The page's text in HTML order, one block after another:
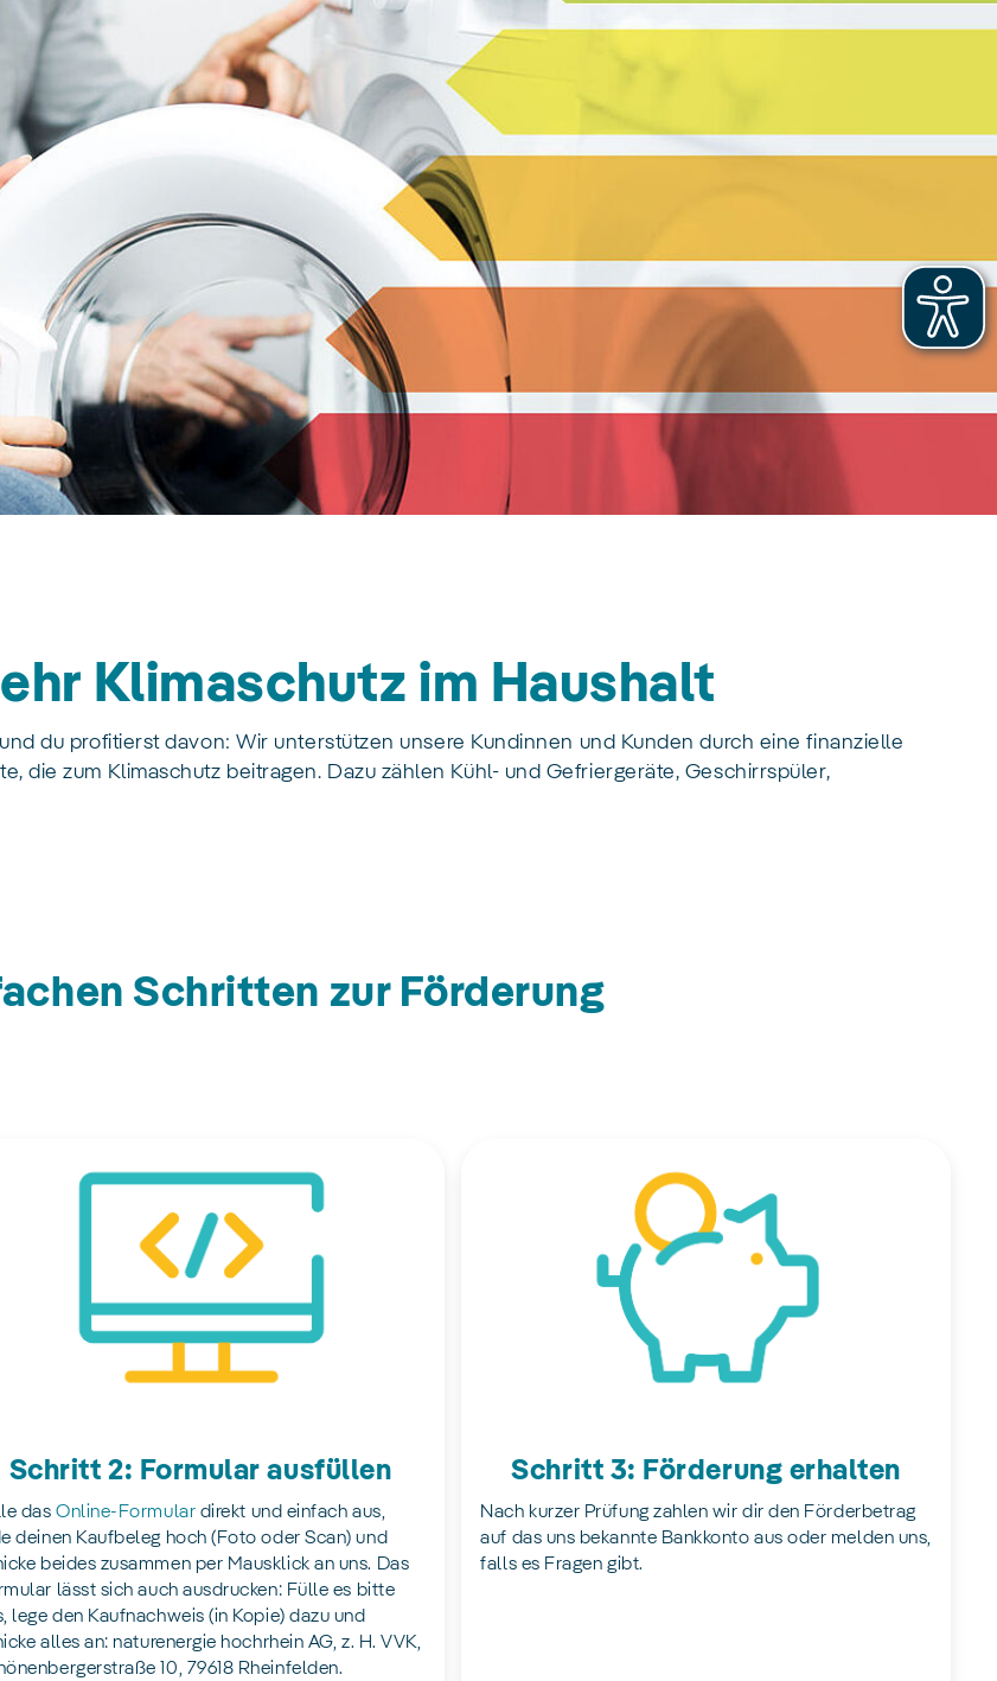
Klimaschutz im Haushalt
du profitierst davon: Wir unterstützen unsere Kundinnen und Kunden durch eine finanzielle
die zum Klimaschutz beitragen. Dazu zählen Kühl- und Gefriergeräte, Geschirrspüler,
Schritten zur Förderung
Schritt 2: Formular ausfüllen
dasOnline-Formular direkt und einfach aus,
deinen Kaufbeleg hoch (Foto oder Scan) und
beides zusammen per Mausklick an uns. Das
lässt sich auch ausdrucken: Fülle es bitte
lege den Kaufnachweis (in Kopie) dazu und
alles an: naturenergie hochrhein AG, z. H. VVK,
10, 79618 Rheinfelden.
Schritt 3: Förderung erhalten
Nach kurzer Prüfung zahlen wir dir den Förderbetrag
auf das uns bekannte Bankkonto aus oder melden uns,
falls es Fragen gibt.